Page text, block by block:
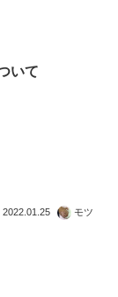
いて
2022.01.25 モツ